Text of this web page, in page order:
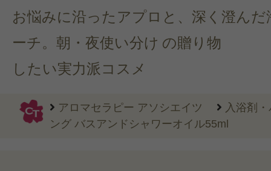
お悩みに沿ったアプロ
ーチ。朝・夜使い分け
したい実力派コスメ
と、深く澄んだ
の贈り物
アロマセラピー アソシエイツ
入浴剤
ング バスアンドシャワーオイル55ml